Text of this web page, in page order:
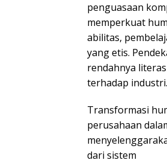
penguasaan
memperkuat
abilitas,
yang etis.
rendahnya
terhadap industri.
Transformasi
perusahaan
dari sistem